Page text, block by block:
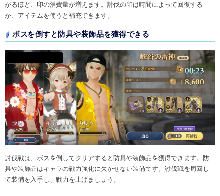
がるほど、印の消費量が増えます。討伐の印は時間によって回復する
か、アイテムを使うと補充できます。
ボスを倒すと防具や装飾品を獲得できる
討伐戦は、ボスを倒してクリアすると防具や装飾品を獲得できます。防
具や装飾品はキャラの戦力強化に欠かせない装備です。討伐戦を周回し
て装備を入手し、戦力を上げましょう。